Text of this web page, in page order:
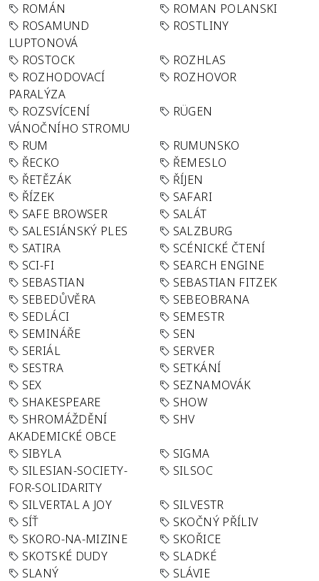
ROMÁN
ROMAN POLANSKI
ROSAMUND
LUPTONOVÁ
ROSTLINY
ROSTOCK
ROZHLAS
ROZHODOVACÍ
PARALÝZA
ROZHOVOR
ROZSVÍCENÍ
VÁNOČNÍHO STROMU
RÜGEN
RUM
RUMUNSKO
ŘECKO
ŘEMESLO
ŘETĚZÁK
ŘÍJEN
ŘÍZEK
SAFARI
SAFE BROWSER
SALÁT
SALESIÁNSKÝ PLES
SALZBURG
SATIRA
SCÉNICKÉ ČTENÍ
SCI-FI
SEARCH ENGINE
SEBASTIAN
SEBASTIAN FITZEK
SEBEDŮVĚRA
SEBEOBRANA
SEDLÁCI
SEMESTR
SEMINÁŘE
SEN
SERIÁL
SERVER
SESTRA
SETKÁNÍ
SEX
SEZNAMOVÁK
SHAKESPEARE
SHOW
SHROMÁŽDĚNÍ
AKADEMICKÉ OBCE
SHV
SIBYLA
SIGMA
SILESIAN-SOCIETY-
FOR-SOLIDARITY
SILSOC
SILVERTAL A JOY
SILVESTR
SÍŤ
SKOČNÝ PŘÍLIV
SKORO-NA-MIZINE
SKOŘICE
SKOTSKÉ DUDY
SLADKÉ
SLANÝ
SLÁVIE